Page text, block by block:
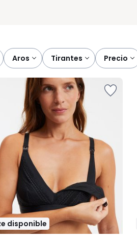
aros tirantes precio
disponible